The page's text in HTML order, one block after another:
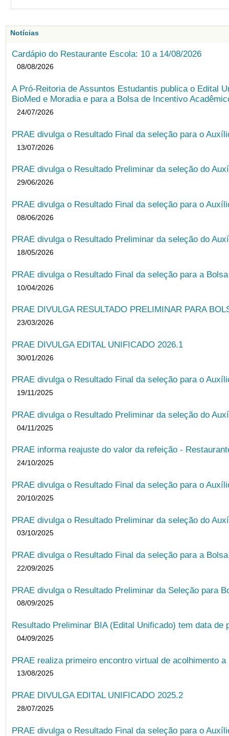
Notícias
Cardápio do Restaurante Escola: 10 a 14/08/2026
08/08/2026
A Pró-Reitoria de Assuntos Estudantis publica o Edital
BioMed e Moradia e para a Bolsa de Incentivo
24/07/2026
PRAE divulga o Resultado Final da seleção para o
13/07/2026
PRAE divulga o Resultado Preliminar da seleção do
29/06/2026
PRAE divulga o Resultado Final da seleção para o
08/06/2026
PRAE divulga o Resultado Preliminar da seleção do
18/05/2026
PRAE divulga o Resultado Final da seleção para a
10/04/2026
PRAE DIVULGA RESULTADO PRELIMINAR PARA
23/03/2026
PRAE DIVULGA EDITAL UNIFICADO 2026.1
30/01/2026
PRAE divulga o Resultado Final da seleção para o
19/11/2025
PRAE divulga o Resultado Preliminar da seleção do
04/11/2025
PRAE informa reajuste do valor da refeição -
24/10/2025
PRAE divulga o Resultado Final da seleção para o
20/10/2025
PRAE divulga o Resultado Preliminar da seleção do
03/10/2025
PRAE divulga o Resultado Final da seleção para a
22/09/2025
PRAE divulga o Resultado Preliminar da Seleção para
08/09/2025
Resultado Preliminar BIA (Edital Unificado) tem data de
04/09/2025
PRAE realiza primeiro encontro virtual de acolhimento
13/08/2025
PRAE DIVULGA EDITAL UNIFICADO 2025.2
28/07/2025
PRAE divulga o Resultado Final da seleção para o